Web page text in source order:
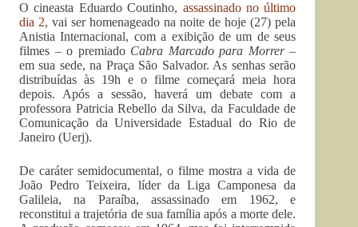
O cineasta Eduardo Coutinho, assassinado no último
dia 2, vai ser homenageado na noite de hoje (27) pela
Anistia Internacional, com a exibição de um de seus
filmes – o premiado Cabra Marcado para Morrer–
em sua sede, na Praça São Salvador. As senhas serão
distribuídas às 19h e o filme começará meia hora
depois. Após a sessão, haverá um debate com a
professora Patricia Rebello da Silva, da Faculdade de
Comunicação da Universidade Estadual do Rio de
Janeiro (Uerj).
De caráter semidocumental, o filme mostra a vida de
João Pedro Teixeira, líder da Liga Camponesa da
Galileia, na Paraíba, assassinado em 1962, e
reconstitui a trajetória de sua família após a morte dele.